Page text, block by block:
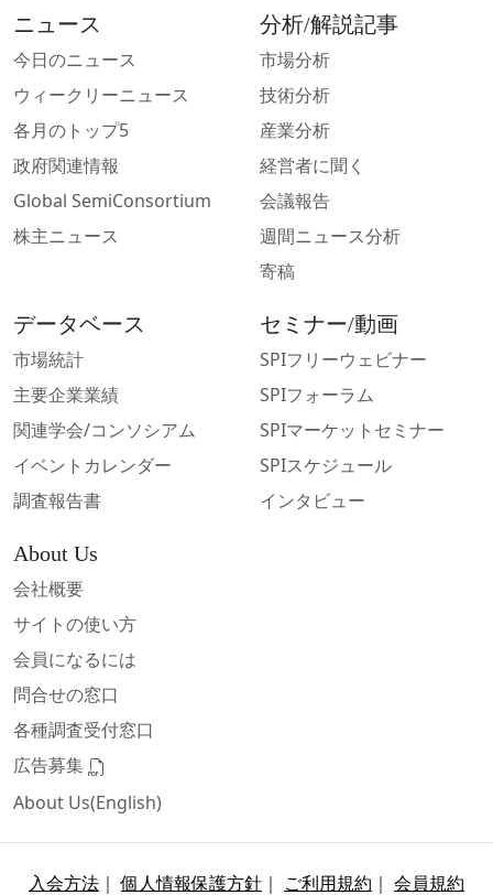
ニュース
今日のニュース
ウィークリーニュース
各月のトップ5
政府関連情報
Global SemiConsortium
株主ニュース
分析/解説記事
市場分析
技術分析
産業分析
経営者に聞く
会議報告
週間ニュース分析
寄稿
データベース
市場統計
主要企業業績
関連学会/コンソシアム
イベントカレンダー
調査報告書
セミナー/動画
SPIフリーウェビナー
SPIフォーラム
SPIマーケットセミナー
SPIスケジュール
インタビュー
About Us
会社概要
サイトの使い方
会員になるには
問合せの窓口
各種調査受付窓口
広告募集
About Us(English)
入会方法 ｜個人情報保護方針 ｜ ご利用規約 ｜ 会員規約